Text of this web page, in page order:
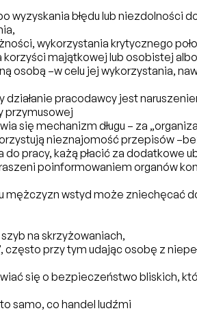
wyzyskania błędu lub niezdolności
wykorzystania krytycznego
majątkowej lub osobistej
osobą –w celu jej wykorzystania,
pracodawcy jest
przymusowej
się mechanizm długu – za
nieznajomość przepisów
pracy, każą płacić za dodatkowe
poinformowaniem organów
mężczyzn wstyd może zniechęcać
na skrzyżowaniach,
często przy tym udając osobę z
się o bezpieczeństwo bliskich,
samo, co handel ludźmi